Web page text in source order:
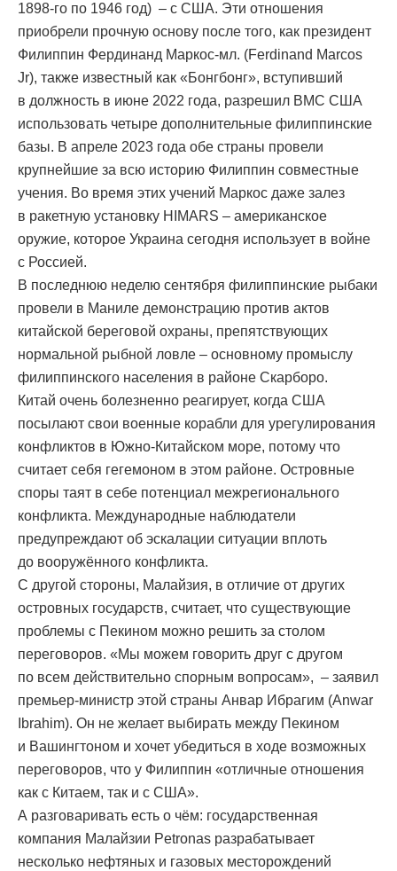
1898-го по 1946 год) – с США. Эти отношения
приобрели прочную основу после того, как президент
Филиппин Фердинанд Маркос-мл. (Ferdinand Marcos
Jr), также известный как «Бонгбонг», вступивший
в должность в июне 2022 года, разрешил ВМС США
использовать четыре дополнительные филиппинские
базы. В апреле 2023 года обе страны провели
крупнейшие за всю историю Филиппин совместные
учения. Во время этих учений Маркос даже залез
в ракетную установку HIMARS – американское
оружие, которое Украина сегодня использует в войне
с Россией.
В последнюю неделю сентября филиппинские рыбаки
провели в Маниле демонстрацию против актов
китайской береговой охраны, препятствующих
нормальной рыбной ловле – основному промыслу
филиппинского населения в районе Скарборо.
Китай очень болезненно реагирует, когда США
посылают свои военные корабли для урегулирования
конфликтов в Южно-Китайском море, потому что
считает себя гегемоном в этом районе. Островные
споры таят в себе потенциал межрегионального
конфликта. Международные наблюдатели
предупреждают об эскалации ситуации вплоть
до вооружённого конфликта.
С другой стороны, Малайзия, в отличие от других
островных государств, считает, что существующие
проблемы с Пекином можно решить за столом
переговоров. «Мы можем говорить друг с другом
по всем действительно спорным вопросам», – заявил
премьер-министр этой страны Анвар Ибрагим (Anwar
Ibrahim). Он не желает выбирать между Пекином
и Вашингтоном и хочет убедиться в ходе возможных
переговоров, что у Филиппин «отличные отношения
как с Китаем, так и с США».
А разговаривать есть о чём: государственная
компания Малайзии Petronas разрабатывает
несколько нефтяных и газовых месторождений